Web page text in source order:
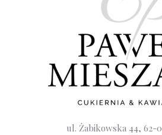
ul. Żabikowska 44, 62-